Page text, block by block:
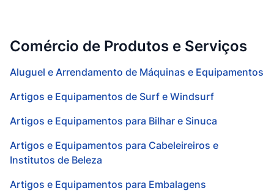
Comércio de Produtos e Serviços
Aluguel e Arrendamento de Máquinas e Equipamentos
Artigos e Equipamentos de Surf e Windsurf
Artigos e Equipamentos para Bilhar e Sinuca
Artigos e Equipamentos para Cabeleireiros e
Institutos de Beleza
Artigos e Equipamentos para Embalagens